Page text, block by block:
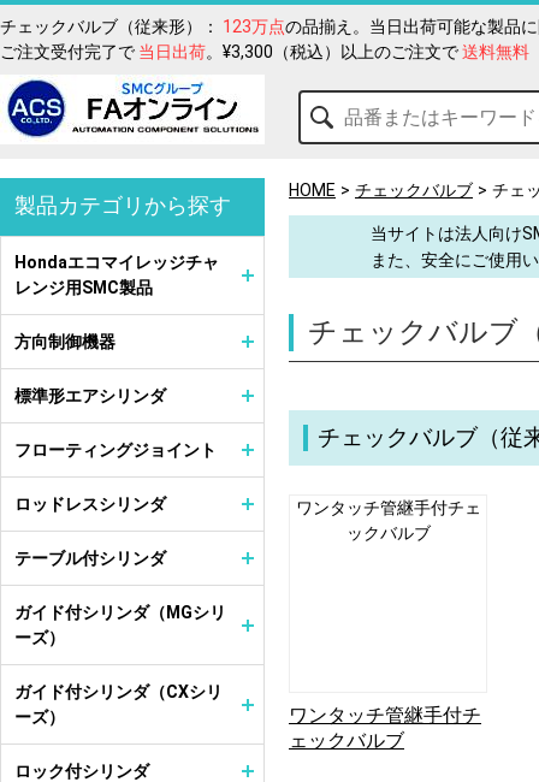
チェックバルブ（従来形）： 123万点の品揃え。当日出荷可能な製品
ご注文受付完了で 当日出荷。¥3,300（税込）以上のご注文で送料無料
HOME チェックバルブ チェ
当サイトは法人向け
また、安全にご使用
チェックバルブ
チェックバルブ（従
ワンタッチ管継手付チェ
ックバルブ
ワンタッチ管継手付チ
ェックバルブ
製品カテゴリから探す
Hondaエコマイレッジチャ
レンジ用SMC製品
方向制御機器
標準形エアシリンダ
フローティングジョイント
ロッドレスシリンダ
テーブル付シリンダ
ガイド付シリンダ（MGシリ
ーズ）
ガイド付シリンダ（CXシリ
ーズ）
ロック付シリンダ